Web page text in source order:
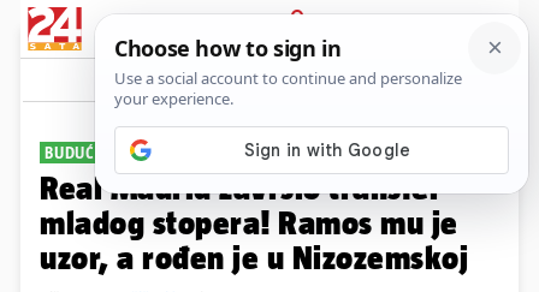
PRIJAVA
Sport Komentari
BUDUĆA ZVIJEZDA
Real Madrid završio transfer
mladog stopera! Ramos mu je
uzor, a rođen je u Nizozemskoj